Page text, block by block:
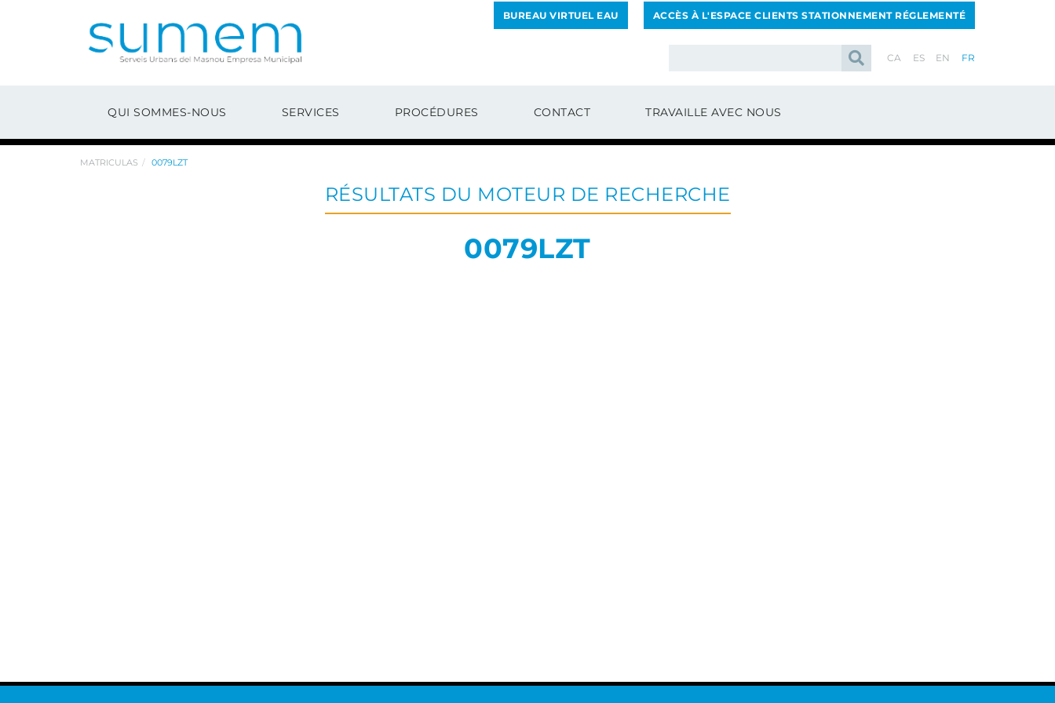
BUREAU VIRTUEL EAU ACCÈS À L'ESPACE CLIENTS STATIONNEMENT RÉGLEMENTÉ
CA ES EN FR
QUI SOMMES-NOUS SERVICES PROCÉDURES CONTACT TRAVAILLE AVEC NOUS
MATRICULAS 0079LZT
RÉSULTATS DU MOTEUR DE RECHERCHE
0079LZT